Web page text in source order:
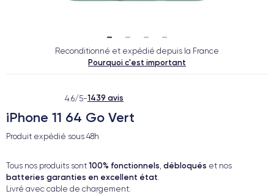
Reconditionné et expédié depuis la France
Pourquoi c'est important
4.6/5-1439 avis
iPhone 11 64 Go Vert
Produit expédié sous 48h
Tous nos produits sont 100% fonctionnels, débloqués et nos
batteries garanties en excellent état.
Livré avec cable de chargement.